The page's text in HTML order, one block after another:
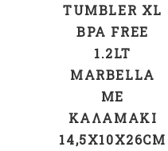
TUMBLER XL
BPA FREE
1.2LT
MARBELLA
ΜΕ
ΚΑΛΑΜΆΚΙ
14,5X10X26CM